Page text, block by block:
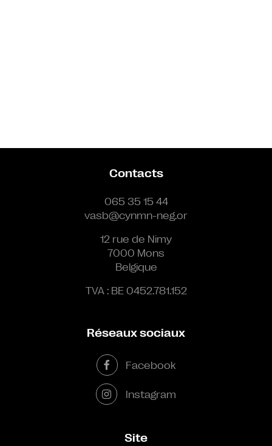
Contacts
065 35 15 44
vasb@cynmn-neg.or
12 rue de Nimy
7000 Mons
Belgique
TVA : BE 0452.781.152
Réseaux sociaux
Facebook
Instagram
Site